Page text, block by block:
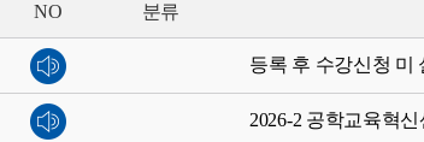
NO 분류
등록 후 수강신청 미
2026-2 공학교육혁